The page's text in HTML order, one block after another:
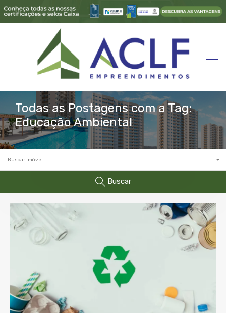
Todas as Postagens com a Tag:
Educação Ambiental
Buscar Imóvel
Buscar